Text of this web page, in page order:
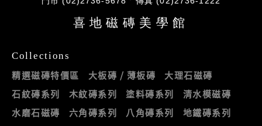
喜地磁磚美學館
Collections
精選磁磚特價區 大板磚 / 薄板磚
大理石磁磚
石紋磚系列
木紋磚系列 塗料磚系列
清水模磁磚
水磨石磁磚
六角磚系列 八角磚系列
地鐵磚系列